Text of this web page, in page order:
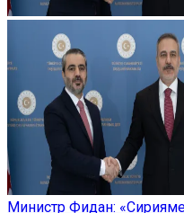
Министр Фидан: